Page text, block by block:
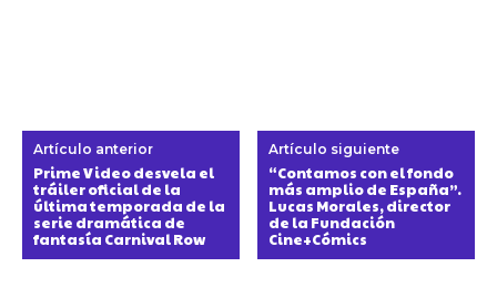
Artículo anterior
Prime Video desvela el
tráiler oficial de la
última temporada de la
serie dramática de
fantasía Carnival Row
Artículo siguiente
“Contamos con el fondo
más amplio de España”.
Lucas Morales, director
de la Fundación
Cine+Cómics